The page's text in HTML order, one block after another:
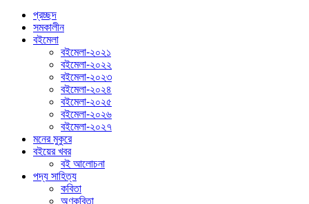
প্রচ্ছদ
সমকালীন
বইমেলা
বইমেলা-২০২১
বইমেলা-২০২২
বইমেলা-২০২৩
বইমেলা-২০২৪
বইমেলা-২০২৫
বইমেলা-২০২৬
বইমেলা-২০২৭
মনের মুকুরে
বইয়ের খবর
বই আলোচনা
পদ্য সাহিত্য
কবিতা
অণুকবিতা